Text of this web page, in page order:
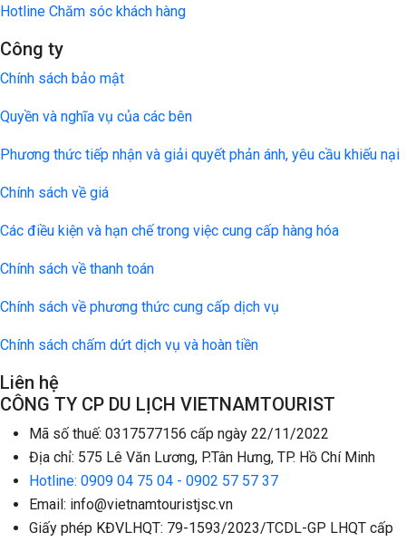
Hotline Chăm sóc khách hàng
Công ty
Chính sách bảo mật
Quyền và nghĩa vụ của các bên
Phương thức tiếp nhận và giải quyết phản ánh, yêu cầu khiếu nại
Chính sách về giá
Các điều kiện và hạn chế trong việc cung cấp hàng hóa
Chính sách về thanh toán
Chính sách về phương thức cung cấp dịch vụ
Chính sách chấm dứt dịch vụ và hoàn tiền
Liên hệ
CÔNG TY CP DU LỊCH VIETNAMTOURIST
Mã số thuế: 0317577156 cấp ngày 22/11/2022
Địa chỉ: 575 Lê Văn Lương, P.Tân Hưng, TP. Hồ Chí Minh
Hotline: 0909 04 75 04 - 0902 57 57 37
Email: info@vietnamtouristjsc.vn
Giấy phép KĐVLHQT: 79-1593/2023/TCDL-GP LHQT cấp